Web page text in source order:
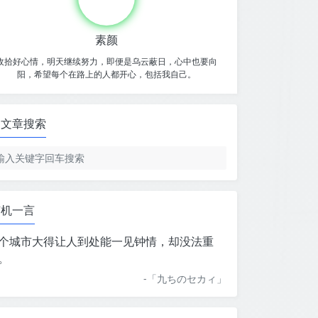
素颜
拾好心情，明天继续努力，即便是乌云蔽日，心中也要向
阳，希望每个在路上的人都开心，包括我自己。
文章搜索
一言
城市大得让人到处能一见钟情，却没法重
-「九ちのセカィ 」